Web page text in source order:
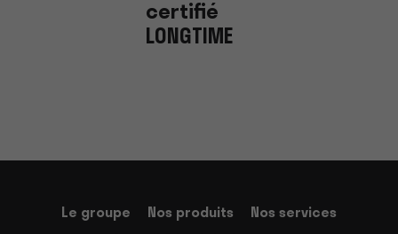
certifié
LONGTIME
Le groupe Nos produits
Nos services